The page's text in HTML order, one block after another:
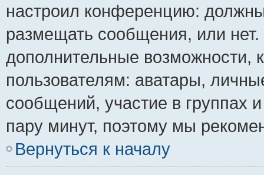
настроил конференцию:
размещать сообщения, или
дополнительные
пользователям: аватары,
сообщений, участие в группах
пару минут, поэтому мы
Вернуться к началу